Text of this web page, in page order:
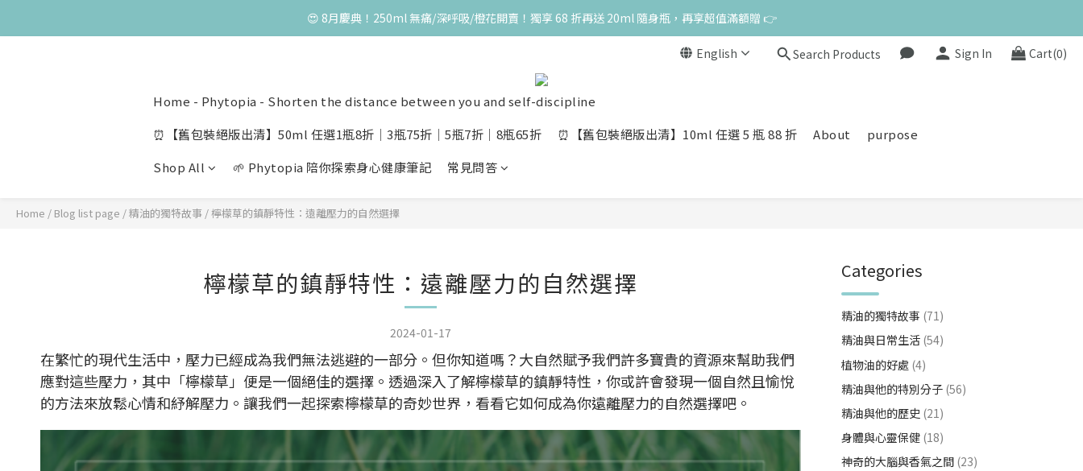
😍 8月慶典！250ml 無痛/深呼吸/橙花開賣！獨享 68 折再送 20ml 隨身瓶，再享超值滿額贈 👉
😍 8月慶典！250ml 無痛/深呼吸/橙花開賣！獨享 68 折再送 20ml 隨身瓶，再享超值滿額贈 👉
😍 50ml 任一瓶結帳享 8 折，任三瓶享 75 折，任五瓶享 7 折！想大量訂購另有優惠，快來私訊小編哦 👉
單筆滿 3000 元，加贈丰胸彈力10ml一瓶，限量送完為止
😍 8月慶典！250ml 無痛/深呼吸/橙花開賣！獨享 68 折再送 20ml 隨身瓶，再享超值滿額贈 👉
English Search Products Sign In Cart(0)
Home - Phytopia - Shorten the distance between you and self-discipline
⏰【舊包裝絕版出清】50ml 任選1瓶8折│3瓶75折│5瓶7折│8瓶65折
⏰【舊包裝絕版出清】10ml 任選 5 瓶 88 折 About
purpose
Shop All
🌱 Phytopia 陪你探索身心健康筆記 常見問答
Home / Blog list page /精油的獨特故事 /檸檬草的鎮靜特性：遠離壓力的自然選擇
檸檬草的鎮靜特性：遠離壓力的自然選擇
2024-01-17
在繁忙的現代生活中，壓力已經成為我們無法逃避的一部分。但你知道嗎？大自然賦予我們許多寶貴的資源來幫助我們
應對這些壓力，其中「檸檬草」便是一個絕佳的選擇。透過深入了解檸檬草的鎮靜特性，你或許會發現一個自然且愉悅
的方法來放鬆心情和紓解壓力。讓我們一起探索檸檬草的奇妙世界，看看它如何成為你遠離壓力的自然選擇吧。
Categories
精油的獨特故事 (71)
精油與日常生活 (54)
植物油的好處 (4)
精油與他的特別分子 (56)
精油與他的歷史 (21)
身體與心靈保健 (18)
神奇的大腦與香氣之間 (23)